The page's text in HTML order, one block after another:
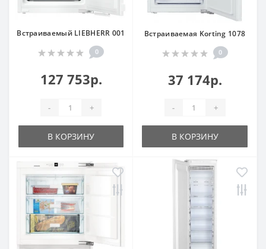
Встраиваемый LIEBHERR 001
0
127 753р.
- +
В КОРЗИНУ
Встраиваемая Korting 1078
0
37 174р.
- +
В КОРЗИНУ